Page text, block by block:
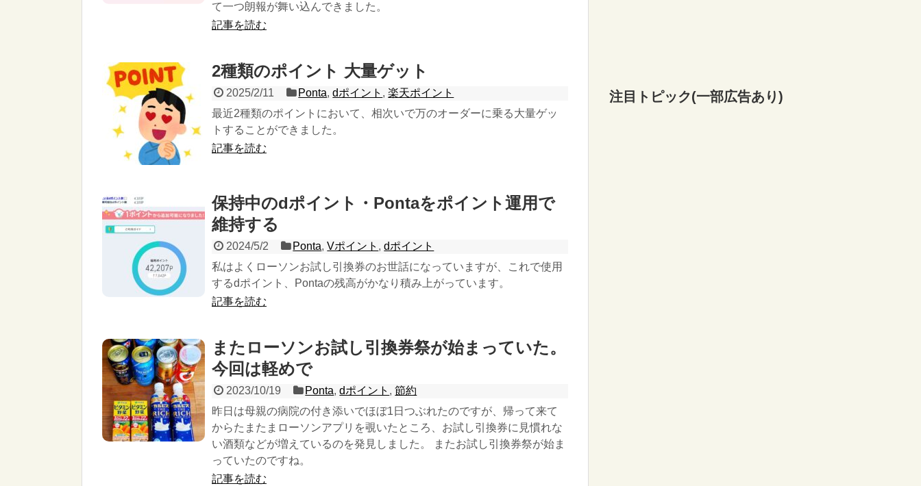
て一つ朗報が舞い込んできました。
記事を読む
2種類のポイント 大量ゲット
2025/2/11 Ponta,dポイント ,楽天ポイント
最近2種類のポイントにおいて、相次いで万のオーダーに乗る大量ゲッ
トすることができました。
記事を読む
保持中のdポイント・Pontaをポイント運用で
維持する
2024/5/2 Ponta,Vポイント ,dポイント
私はよくローソンお試し引換券のお世話になっていますが、これで使用
するdポイント、Pontaの残高がかなり積み上がっています。
記事を読む
またローソンお試し引換券祭が始まっていた。
今回は軽めで
2023/10/19 Ponta,dポイント ,節約
昨日は母親の病院の付き添いでほぼ1日つぶれたのですが、帰って来て
からたまたまローソンアプリを覗いたところ、お試し引換券に見慣れな
い酒類などが増えているのを発見しました。 またお試し引換券祭が始ま
っていたのですね。
記事を読む
注目トピック(一部広告あり)